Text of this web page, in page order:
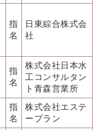
指
名
日東綜合株式会
社
指
名
株式会社日本水
工コンサルタン
ト青森営業所
指
名
株式会社エステ
ープラン